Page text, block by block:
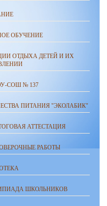
ОБУЧЕНИЕ
ОТДЫХА ДЕТЕЙ И ИХ
СОШ № 137
ПИТАНИЯ "ЭКОЛАБИК"
АТТЕСТАЦИЯ
РАБОТЫ
ШКОЛЬНИКОВ